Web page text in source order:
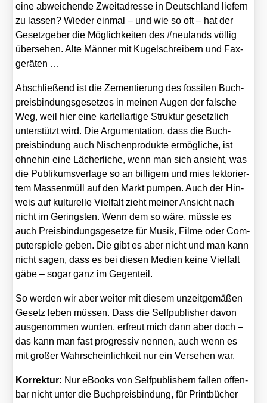
eine abwei­chen­de Zweit­adres­se in Deutsch­land lie­fern
zu las­sen? Wie­der ein­mal – und wie so oft – hat der
Gesetz­ge­ber die Mög­lich­kei­ten des #neu­lands völ­lig
über­se­hen. Alte Män­ner mit Kugel­schrei­bern und Fax­
ge­rä­ten …
Abschlie­ßend ist die Zemen­tie­rung des fos­si­len Buch­
preis­bin­dungs­ge­set­zes in mei­nen Augen der fal­sche
Weg, weil hier eine kar­tell­ar­ti­ge Struk­tur gesetz­lich
unter­stützt wird. Die Argu­men­ta­ti­on, dass die Buch­
preis­bin­dung auch Nischen­pro­duk­te ermög­li­che, ist
ohne­hin eine Lächer­li­che, wenn man sich ansieht, was
die Publi­kums­ver­la­ge so an bil­li­gem und mies lek­to­rier­
tem Mas­sen­müll auf den Markt pum­pen. Auch der Hin­
weis auf kul­tu­rel­le Viel­falt zieht mei­ner Ansicht nach
nicht im Gerings­ten. Wenn dem so wäre, müss­te es
auch Preis­bin­dungs­ge­set­ze für Musik, Fil­me oder Com­
pu­ter­spie­le geben. Die gibt es aber nicht und man kann
nicht sagen, dass es bei die­sen Medi­en kei­ne Viel­falt
gäbe – sogar ganz im Gegen­teil.
So wer­den wir aber wei­ter mit die­sem unzeit­ge­mä­ßen
Gesetz leben müs­sen. Dass die Self­pu­blisher davon
aus­ge­nom­men wur­den, erfreut mich dann aber doch –
das kann man fast pro­gres­siv nen­nen, auch wenn es
mit gro­ßer Wahr­schein­lich­keit nur ein Ver­se­hen war.
Kor­rek­tur: Nur eBooks von Self­pu­blishern fal­len offen­
bar nicht unter die Buch­preis­bin­dung, für Print­bü­cher